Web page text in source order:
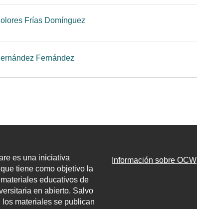
Frías Domínguez
Fernández
es una iniciativa
tiene como objetivo la
educativos de
en abierto. Salvo
materiales se publican
Información sobre OCW